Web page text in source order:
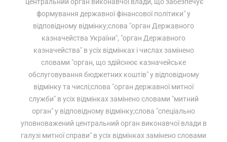
формування державної фінансової політики" у
відповідному відмінку;слова "орган Державного
казначейства України", "орган Державного
казначейства" в усіх відмінках і числах замінено
словами "орган, що здійснює казначейське
обслуговування бюджетних коштів" у відповідному
відмінку та числі;слова "орган державної митної
служби" в усіх відмінках замінено словами "митний
орган" у відповідному відмінку;слова "спеціально
уповноважений центральний орган виконавчої влади в
галузі митної справи" в усіх відмінках замінено словами